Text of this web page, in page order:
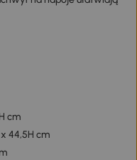
cm
44,5H cm